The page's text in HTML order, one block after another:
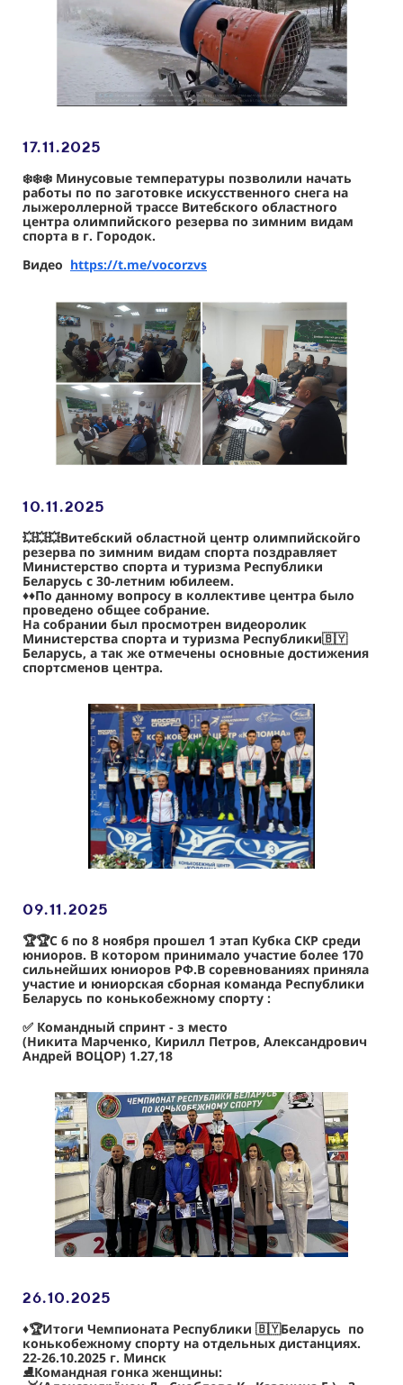
17.11.2025
❄️❄️❄️ Минусовые температуры позволили начать
работы по по заготовке искусственного снега на
лыжероллерной трассе Витебского областного
центра олимпийского резерва по зимним видам
спорта в г. Городок.
Видео https://t.me/vocorzvs
10.11.2025
💥💥💥Витебский областной центр олимпийскойго
резерва по зимним видам спорта поздравляет
Министерство спорта и туризма Республики
Беларусь с 30-летним юбилеем.
♦️♦️По данному вопросу в коллективе центра было
проведено общее собрание.
На собрании был просмотрен видеоролик
Министерства спорта и туризма Республики🇧🇾
Беларусь, а так же отмечены основные достижения
спортсменов центра.
09.11.2025
🏆🏆С 6 по 8 ноября прошел 1 этап Кубка СКР среди
юниоров. В котором принимало участие более 170
сильнейших юниоров РФ.В соревнованиях приняла
участие и юниорская сборная команда Республики
Беларусь по конькобежному спорту :
✅ Командный спринт - з место
(Никита Марченко, Кирилл Петров, Александрович
Андрей ВОЦОР) 1.27,18
26.10.2025
♦🏆Итоги Чемпионата Республики 🇧🇾Беларусь по
конькобежному спорту на отдельных дистанциях.
22-26.10.2025 г. Минск
⛸Командная гонка женщины: